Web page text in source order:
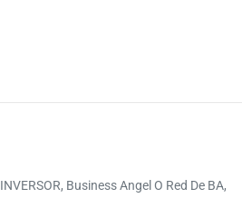
INVERSOR, Business Angel O Red De BA,